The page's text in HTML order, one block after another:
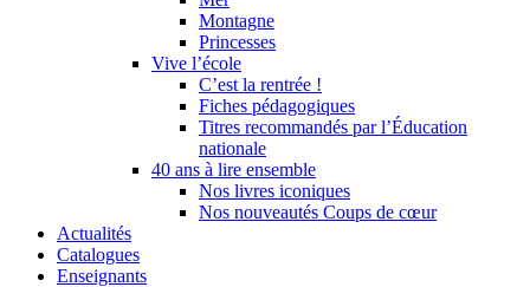
Montagne
Princesses
Vive l’école
C’est la rentrée !
Fiches pédagogiques
Titres recommandés par l’Éducation
nationale
40 ans à lire ensemble
Nos livres iconiques
Nos nouveautés Coups de cœur
Actualités
Catalogues
Enseignants